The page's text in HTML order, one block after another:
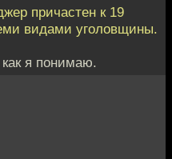
причастен к 19
видами уголовщины.
я понимаю.